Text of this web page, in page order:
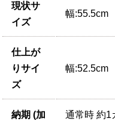
現状サ
イズ
幅
仕上が
りサイ
ズ
幅
納期 (加
通常時 約1